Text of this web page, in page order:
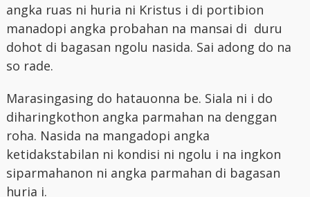
angka ruas ni huria ni Kristus i di portibion
manadopi angka probahan na mansai di duru
dohot di bagasan ngolu nasida. Sai adong do na
so rade.
Marasingasing do hatauonna be. Siala ni i do
diharingkothon angka parmahan na denggan
roha. Nasida na mangadopi angka
ketidakstabilan ni kondisi ni ngolu i na ingkon
siparmahanon ni angka parmahan di bagasan
huria i.